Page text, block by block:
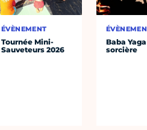
ÉVÈNEMENT
Tournée Mini-
Sauveteurs 2026
Baba
sorcière